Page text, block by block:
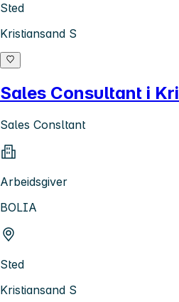
Sted
Kristiansand S
Sales Consultant i
Sales Consltant
Arbeidsgiver
BOLIA
Sted
Kristiansand S